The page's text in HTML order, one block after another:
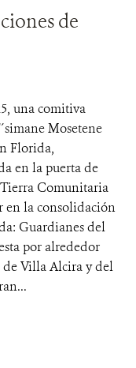
de
una comitiva
Mosetene
Florida,
en la puerta de
Tierra Comunitaria
en la consolidación
Guardianes del
por alrededor
de Villa Alcira y del